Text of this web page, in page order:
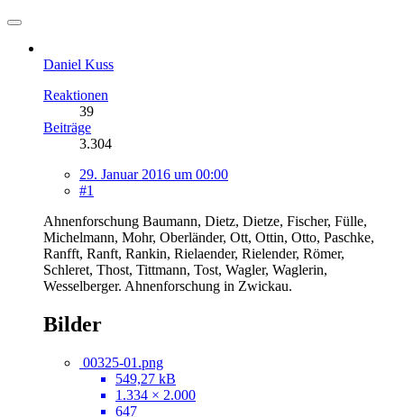
Daniel Kuss
Reaktionen
39
Beiträge
3.304
29. Januar 2016 um 00:00
#1
Ahnenforschung Baumann, Dietz, Dietze, Fischer, Fülle,
Michelmann, Mohr, Oberländer, Ott, Ottin, Otto, Paschke,
Ranfft, Ranft, Rankin, Rielaender, Rielender, Römer,
Schleret, Thost, Tittmann, Tost, Wagler, Waglerin,
Wesselberger. Ahnenforschung in Zwickau.
Bilder
00325-01.png
549,27 kB
1.334 × 2.000
647